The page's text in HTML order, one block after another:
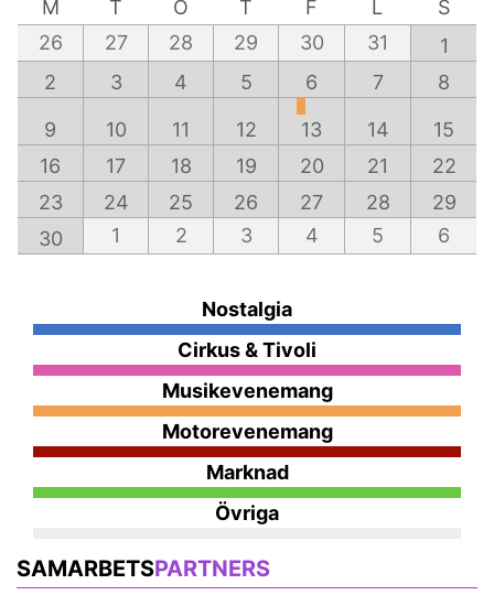
M
T O T F L
S
26
27 28 29 30 31
1
2
3 4 5 6 7 8
9 10 11 12 13 14
15
16
17 18 19 20 21
22
23
24 25 26 27 28
29
30
1 2 3 4 5 6
Nostalgia
Cirkus & Tivoli
Musikevenemang
Motorevenemang
Marknad
Övriga
SAMARBETSPARTNERS